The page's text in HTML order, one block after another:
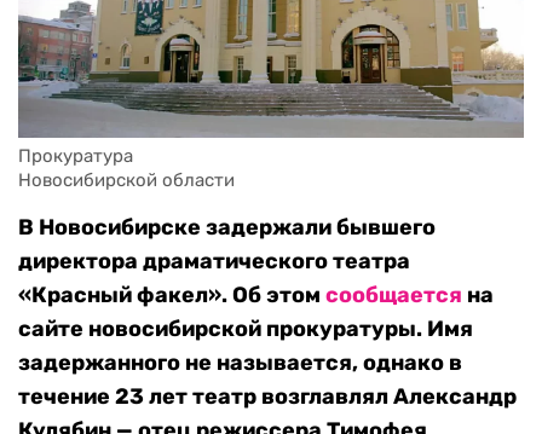
Прокуратура
Новосибирской области
В Новосибирске задержали бывшего
директора драматического театра
«Красный факел». Об этом сообщается на
сайте новосибирской прокуратуры. Имя
задержанного не называется, однако в
течение 23 лет театр возглавлял Александр